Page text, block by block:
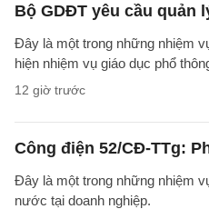
Bộ GDĐT yêu cầu quản
Đây là một trong những nhiệm
hiện nhiệm vụ giáo dục phổ
12 giờ trước
Công điện 52/CĐ-TTg:
Đây là một trong những nhiệm
nước tại doanh nghiệp.